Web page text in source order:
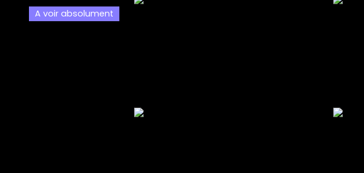
A voir absolument